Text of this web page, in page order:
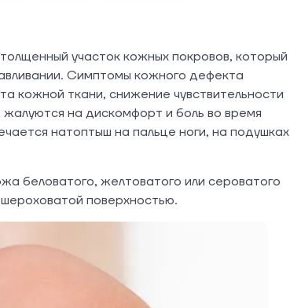
участок кожных покровов, который
Симптомы кожного дефекта
кожной ткани, снижение чувствительности
на дискомфорт и боль во время
натоптыш на пальце ноги, на подушках
беловатого, желтоватого или сероватого
поверхностью.